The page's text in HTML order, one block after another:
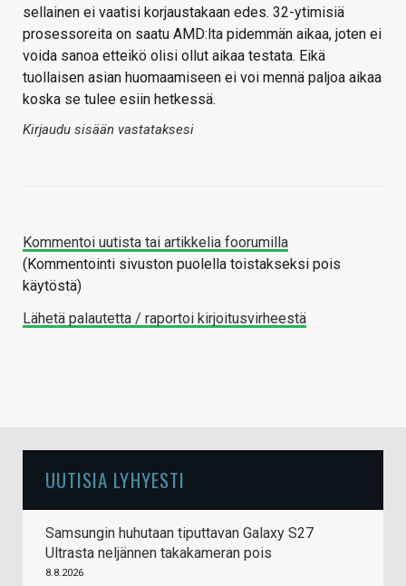
sellainen ei vaatisi korjaustakaan edes. 32-ytimisiä
prosessoreita on saatu AMD:lta pidemmän aikaa, joten ei
voida sanoa etteikö olisi ollut aikaa testata. Eikä
tuollaisen asian huomaamiseen ei voi mennä paljoa aikaa
koska se tulee esiin hetkessä.
Kirjaudu sisään vastataksesi
Kommentoi uutista tai artikkelia foorumilla
(Kommentointi sivuston puolella toistakseksi pois
käytöstä)
Lähetä palautetta / raportoi kirjoitusvirheestä
UUTISIA LYHYESTI
Samsungin huhutaan tiputtavan Galaxy S27
Ultrasta neljännen takakameran pois
8.8.2026